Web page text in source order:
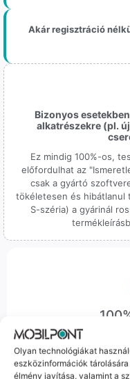
Olyan technológiákat
eszközinformációk
élmény javítása, valamint a
Akár regisztráció
Bizonyos
alkatrészekre (pl.
Ez mindig 100%-os,
előfordulhat az
csak a gyártó
tökéletesen és hibátlanul
S-széria) a gyárinál
Sok éve a szegedi
Nem egy arctalan
ember veszi fel a